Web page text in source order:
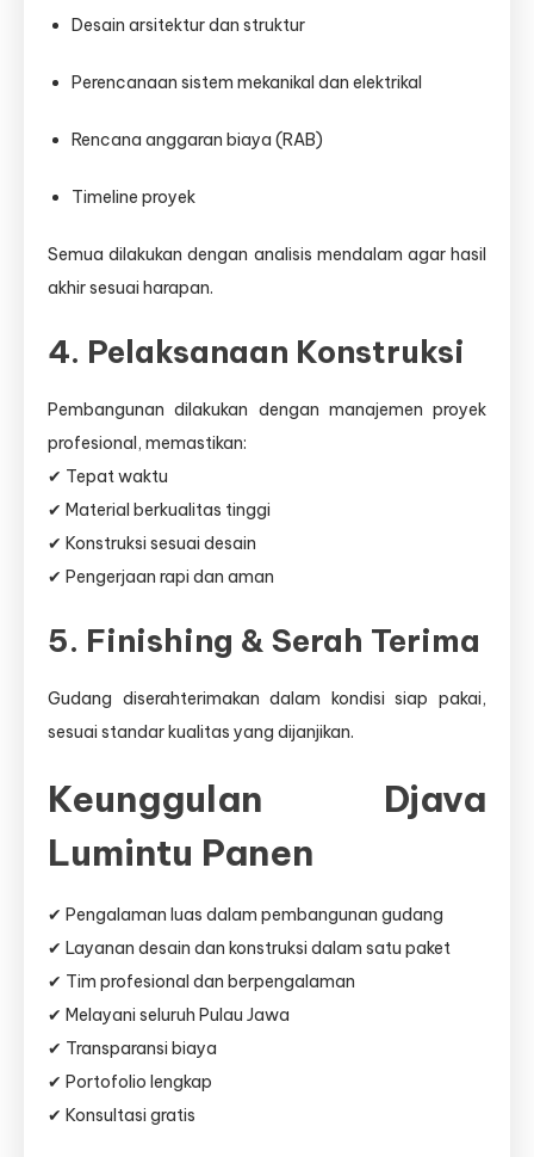
Desain arsitektur dan struktur
Perencanaan sistem mekanikal dan elektrikal
Rencana anggaran biaya (RAB)
Timeline proyek
Semua dilakukan dengan analisis mendalam agar hasil
akhir sesuai harapan.
4. Pelaksanaan Konstruksi
Pembangunan dilakukan dengan manajemen proyek
profesional, memastikan:
✔ Tepat waktu
✔ Material berkualitas tinggi
✔ Konstruksi sesuai desain
✔ Pengerjaan rapi dan aman
5. Finishing & Serah Terima
Gudang diserahterimakan dalam kondisi siap pakai,
sesuai standar kualitas yang dijanjikan.
Keunggulan Djava
Lumintu Panen
✔ Pengalaman luas dalam pembangunan gudang
✔ Layanan desain dan konstruksi dalam satu paket
✔ Tim profesional dan berpengalaman
✔ Melayani seluruh Pulau Jawa
✔ Transparansi biaya
✔ Portofolio lengkap
✔ Konsultasi gratis